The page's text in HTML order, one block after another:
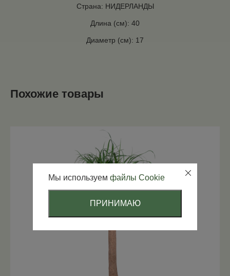
Страна: НИДЕРЛАНДЫ
Длина (см): 40
Диаметр (см): 17
Похожие товары
Мы используем файлы Cookie
ПРИНИМАЮ